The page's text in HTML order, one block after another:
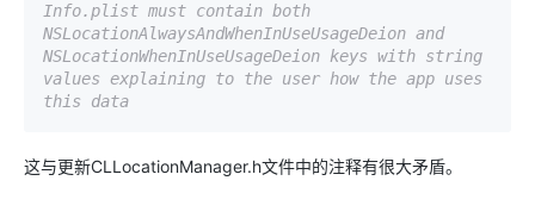
Info.plist must contain both
NSLocationAlwaysAndWhenInUseUsageDeion and
NSLocationWhenInUseUsageDeion keys with string
values explaining to the user how the app uses
this data
这与更新CLLocationManager.h文件中的注释有很大矛盾。